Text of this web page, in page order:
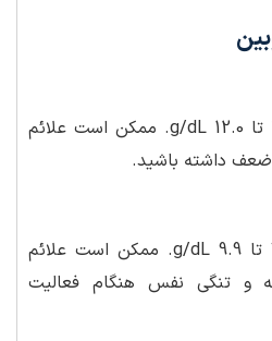
سطح هموگلوبین بین 10.0 تا 12.0 g/dL. ممکن است علائم
داشته باشید.
سطح هموگلوبین بین 7.0 تا 9.9 g/dL. ممکن است علائم
و تنگی نفس هنگام فعالیت